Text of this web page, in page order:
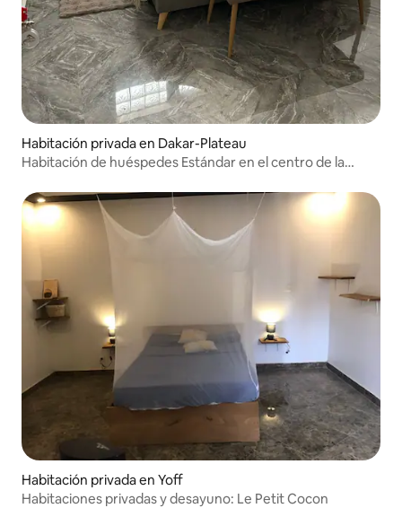
Habitación privada en Dakar-Plateau
Habitación de huéspedes Estándar en el centro de la
Habitación privada en Yoff
Habitaciones privadas y desayuno: Le Petit Cocon